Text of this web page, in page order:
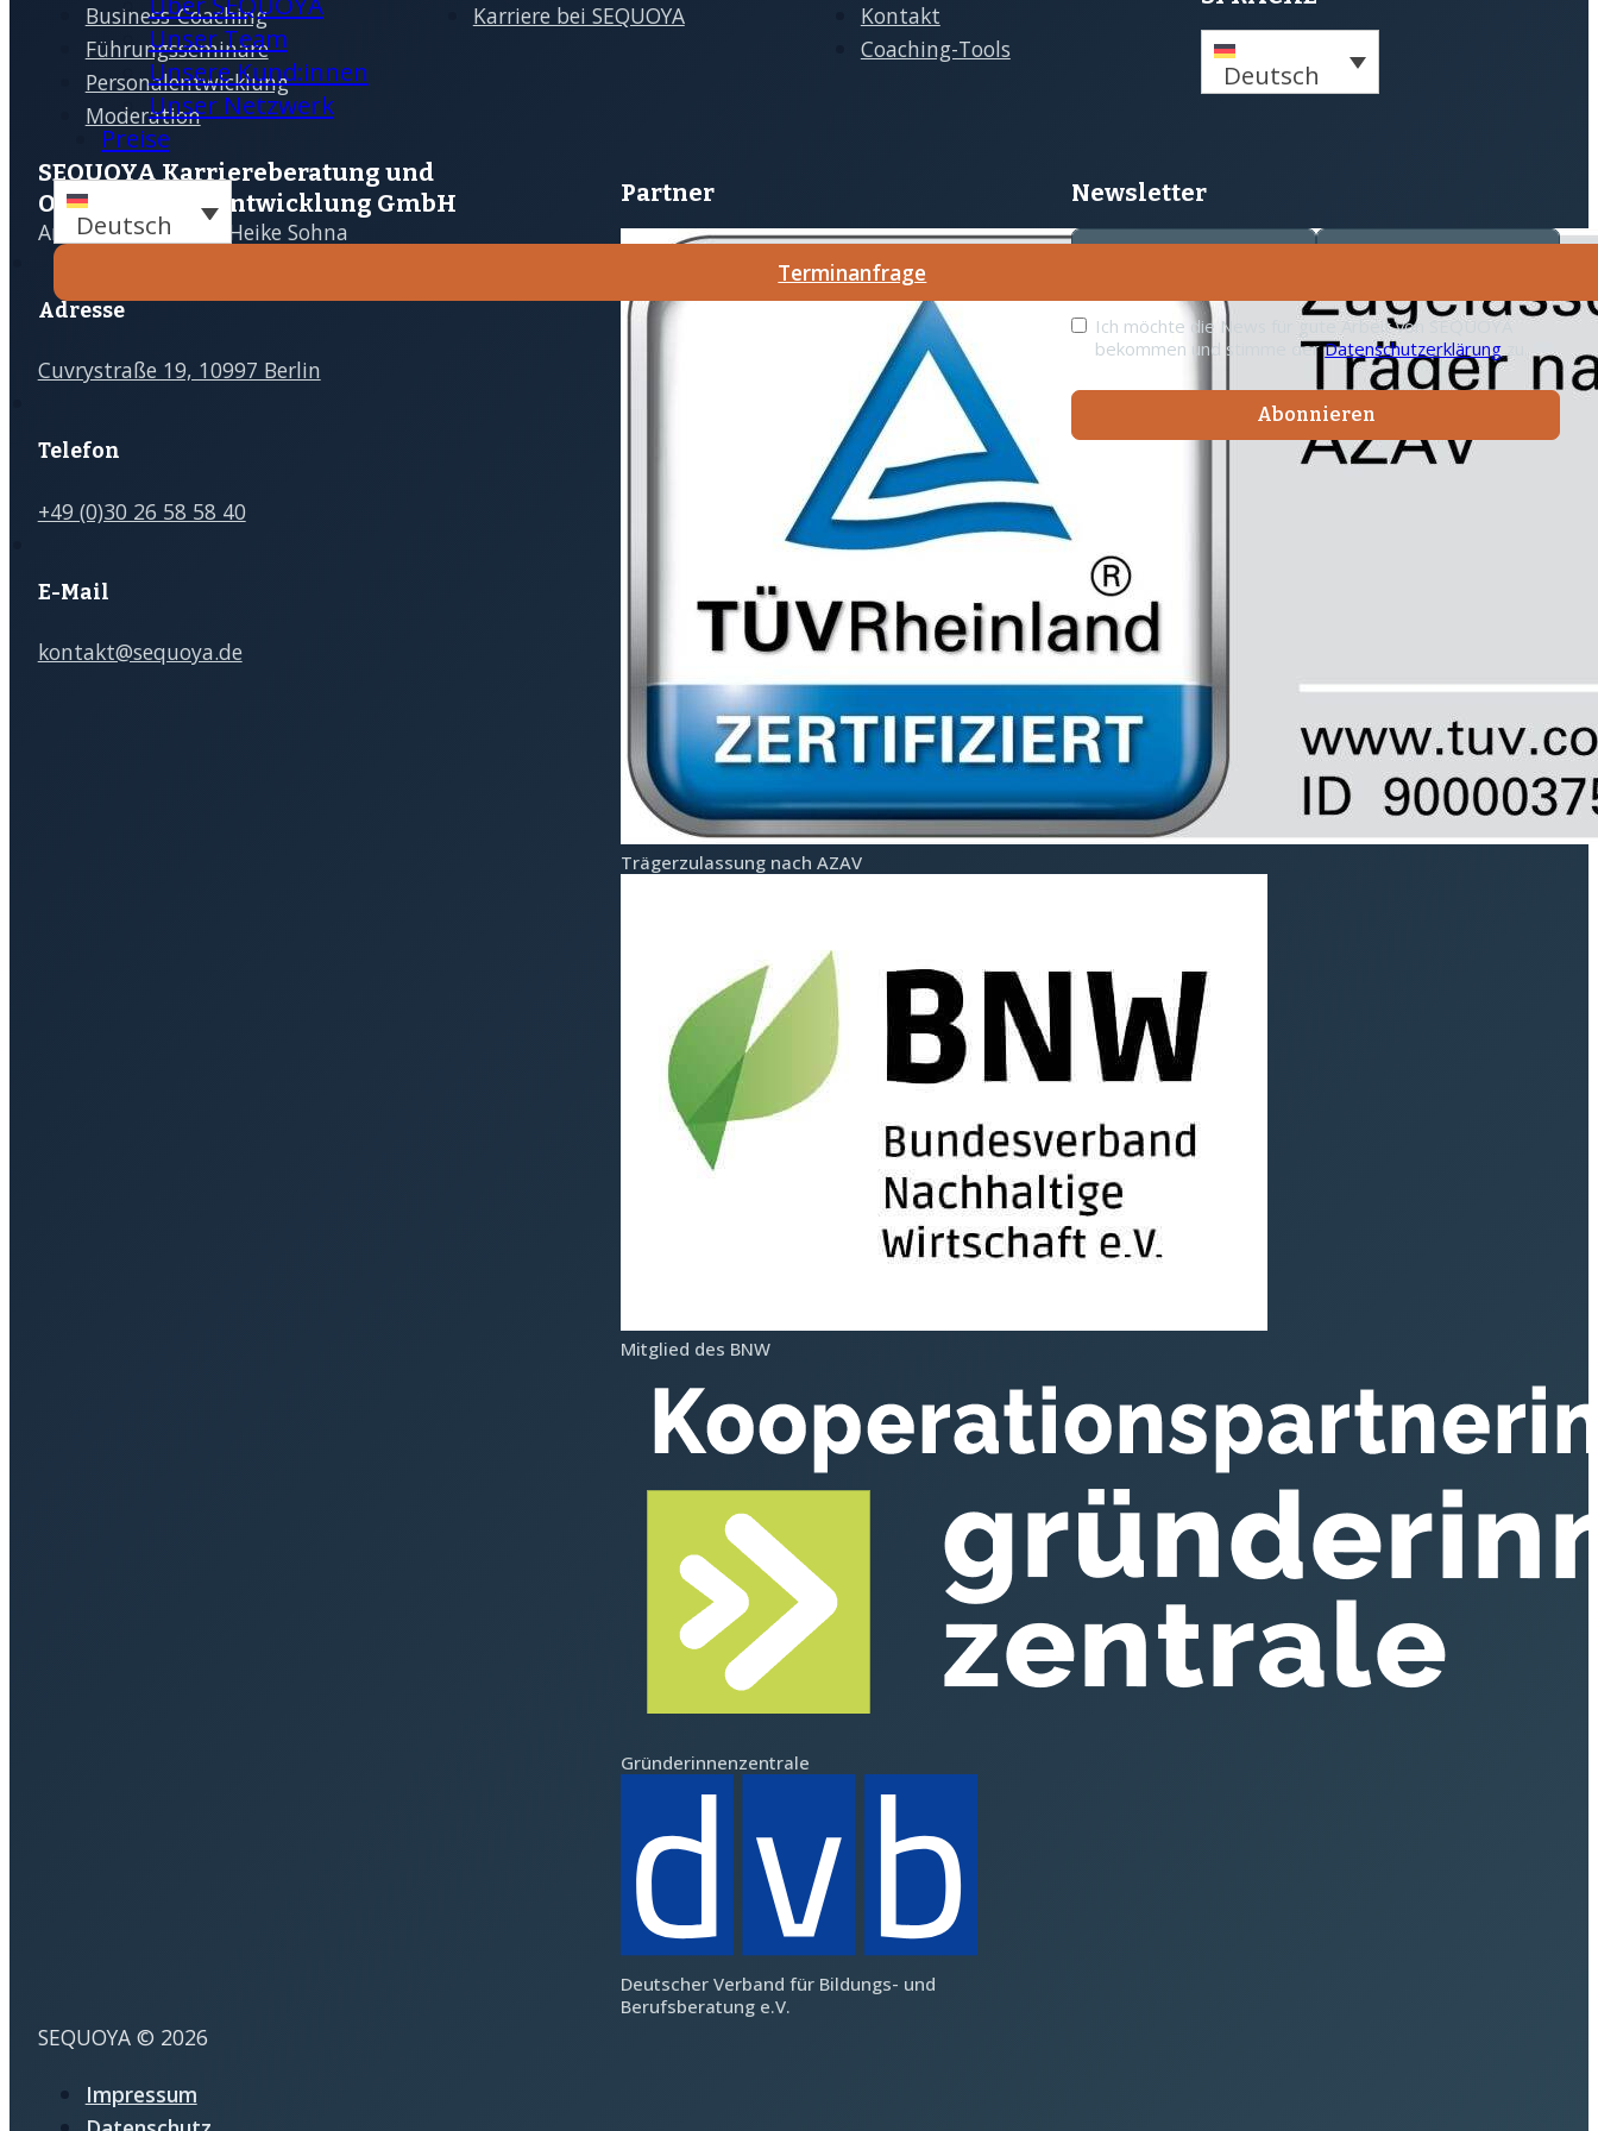
Unser Team
Unsere Kund:innen
Unser Netzwerk
Preise
Deutsch
Terminanfrage
Terminanfrage
Business-Coaching
Führungsseminare
Personalentwicklung
Moderation
Karriere bei SEQUOYA
Kontakt
Coaching-Tools
Deutsch
SEQUOYA Karriere­­beratung und
Organisations­­entwicklung GmbH
Ansprechpartnerin Heike Sohna
Adresse
Cuvrystraße 19, 10997 Berlin
Telefon
+49 (0)30 26 58 58 40
E-Mail
kontakt@sequoya.de
Partner
Träger­zulassung nach AZAV
Mitglied des BNW
Gründerinnenzentrale
Deutscher Verband für Bildungs- und
Berufsberatung e.V.
Newsletter
Ich möchte die News für gute Arbeit von SEQUOYA
bekommen und stimme derDatenschutzerklärungzu.
Abonnieren
SEQUOYA © 2026
Impressum